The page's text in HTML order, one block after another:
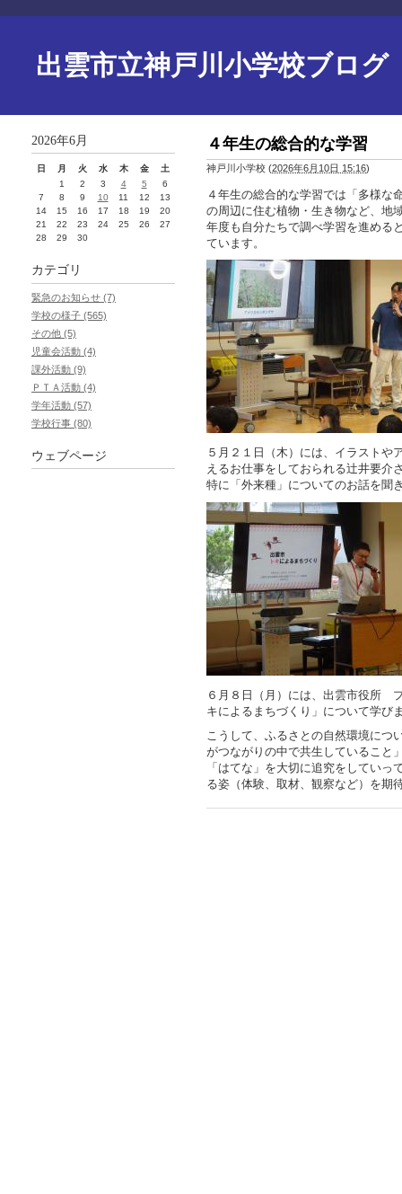
出雲市立神戸川小学校ブログ
４年生の総合的な学習
神戸川小学校 (2026年6月10日 15:16)
４年生の総合的な学習では「多様な
の周辺に住む植物・生き物など、地
年度も自分たちで調べ学習を進める
ています。
５月２１日（木）には、イラストや
えるお仕事をしておられる辻井要介
特に「外来種」についてのお話を聞
６月８日（月）には、出雲市役所
キによるまちづくり」について学び
こうして、ふるさとの自然環境につ
がつながりの中で共生していること
「はてな」を大切に追究をしてい
る姿（体験、取材、観察など）を期
2026年6月
日 月 火 水 木 金
土
1
2 3 4 5
6
7
8 9 10 11 12
13
14
15 16 17 18 19
20
21
22 23 24 25 26
27
28
29 30
カテゴリ
緊急のお知らせ (7)
学校の様子 (565)
その他 (5)
児童会活動 (4)
課外活動 (9)
ＰＴＡ活動 (4)
学年活動 (57)
学校行事 (80)
ウェブページ